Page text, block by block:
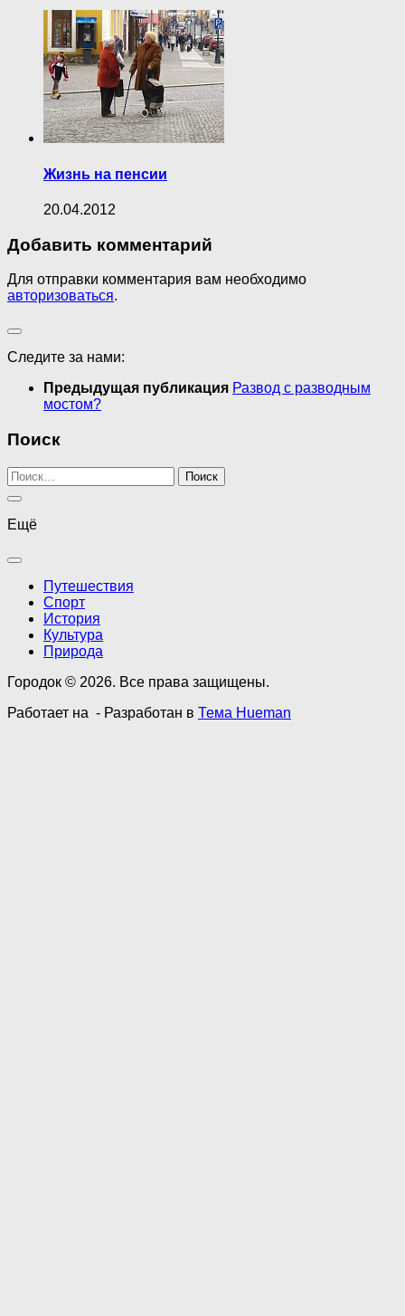
Жизнь на пенсии
20.04.2012
Добавить комментарий
Для отправки комментария вам необходимо
авторизоваться.
Следите за нами:
Предыдущая публикация Развод с разводным
мостом?
Поиск
Найти:
Ещё
Путешествия
Спорт
История
Культура
Природа
Городок © 2026. Все права защищены.
Работает на - Разработан в Тема Hueman